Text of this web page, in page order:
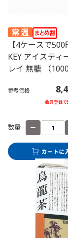
【4ケースで500
KEY アイスティ
レイ 無糖 （
参考価格
会員登録
数量